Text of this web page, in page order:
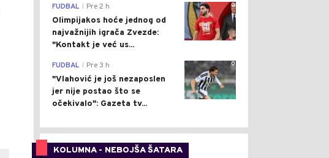
0
FUDBAL Pre 2 h
Olimpijakos hoće jednog od
najvažnijih igrača Zvezde:
"Kontakt je već us...
0
FUDBAL Pre 3 h
"Vlahović je još nezaposlen
jer nije postao što se
očekivalo": Gazeta tv...
KOLUMNA - NEBOJŠA ŠATARA